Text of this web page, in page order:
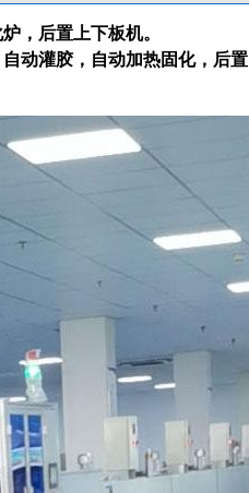
，后置上下板机。
动灌胶，自动加热固化，后置